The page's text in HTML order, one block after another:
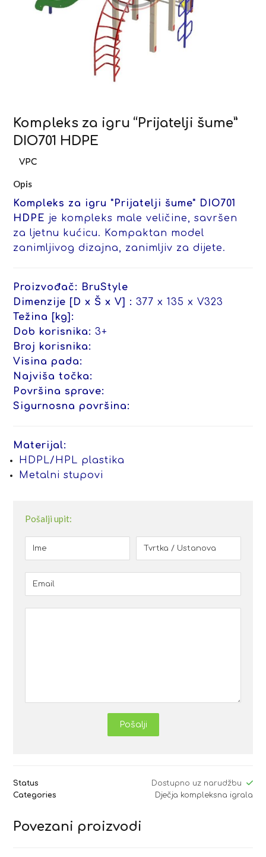
Kompleks za igru “Prijatelji šume”
DIO701 HDPE
Opis
Kompleks za igru "Prijatelji šume" DIO701
HDPE je kompleks male veličine, savršen
za ljetnu kućicu. Kompaktan model
zanimljivog dizajna, zanimljiv za dijete.
Proizvođač: BruStyle
Dimenzije [D x Š x V] : 377 x 135 x V323
Težina [kg]:
Dob korisnika: 3+
Broj korisnika:
Visina pada:
Najviša točka:
Površina sprave:
Sigurnosna površina:
Materijal:
HDPL/HPL plastika
Metalni stupovi
Pošalji upit:
Pošalji
Status
Dostupno uz narudžbu
Categories
Dječja kompleksna igrala
Povezani proizvodi